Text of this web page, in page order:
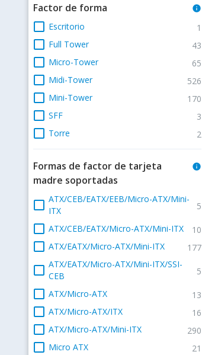
Factor de forma info
check_box_outline_blank Escritorio 1
check_box_outline_blank Full Tower 43
check_box_outline_blank Micro-Tower 65
check_box_outline_blank Midi-Tower 526
check_box_outline_blank Mini-Tower 170
check_box_outline_blank SFF 3
check_box_outline_blank Torre 2
Formas de factor de tarjeta
madre soportadas
info
check_box_outline_blank ATX/CEB/EATX/EEB/Micro-ATX/Mini-
ITX
5
check_box_outline_blank ATX/CEB/EATX/Micro-ATX/Mini-ITX 10
check_box_outline_blank ATX/EATX/Micro-ATX/Mini-ITX 177
check_box_outline_blank ATX/EATX/Micro-ATX/Mini-ITX/SSI-
CEB
5
check_box_outline_blank ATX/Micro-ATX 13
check_box_outline_blank ATX/Micro-ATX/ITX 16
check_box_outline_blank ATX/Micro-ATX/Mini-ITX 290
check_box_outline_blank Micro ATX 21